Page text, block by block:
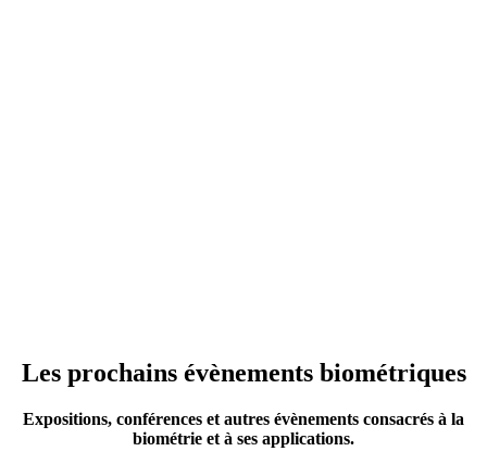
Les prochains évènements biométriques
Expositions, conférences et autres évènements consacrés à la
biométrie et à ses applications.